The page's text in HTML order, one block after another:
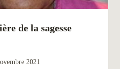
de la sagesse
2021